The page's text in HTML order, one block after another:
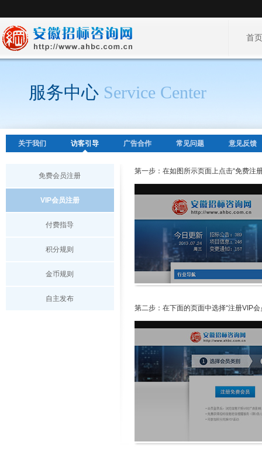
首
服务中心 Service Center
关于我们 访客引导 广告合作 常见问题 意见反馈
免费会员注册
VIP会员注册
付费指导
积分规则
金币规则
自主发布
第一步：在如图所示页面上点击“免费注
第二步：在下面的页面中选择“注册VIP会